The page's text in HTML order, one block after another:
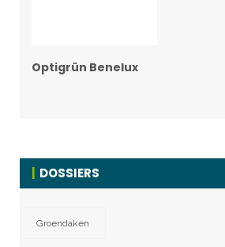
Optigrün Benelux
DOSSIERS
Groendaken